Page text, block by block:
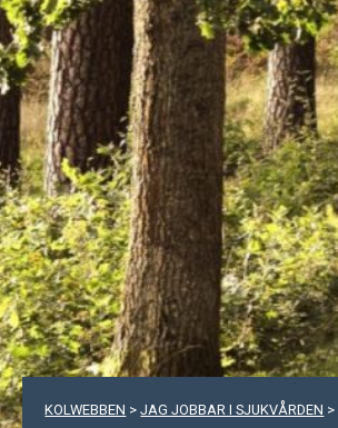
KOLWEBBEN >JAG JOBBAR I SJUKVÅRDEN >